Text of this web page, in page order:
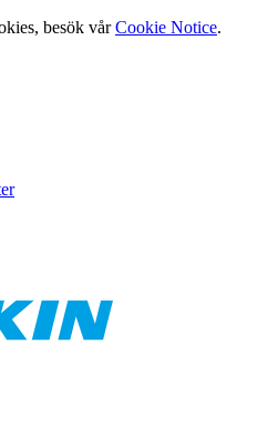
besök vårCookie Notice.